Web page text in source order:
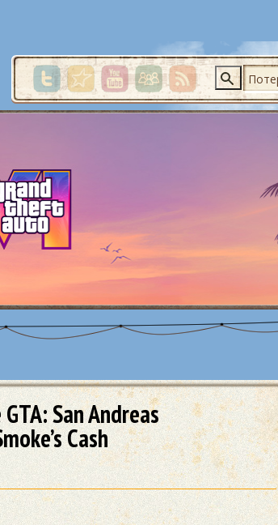
Поиск
San Andreas
Cash